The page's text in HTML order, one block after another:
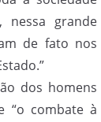
nessa grande
de fato nos
dos homens
“o combate à